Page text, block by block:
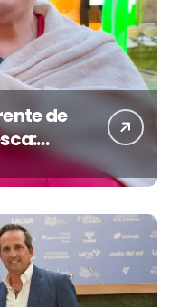
de
toreo